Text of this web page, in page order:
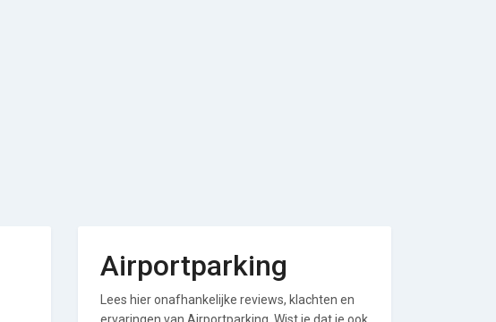
Airportparking
Lees hier onafhankelijke reviews, klachten en